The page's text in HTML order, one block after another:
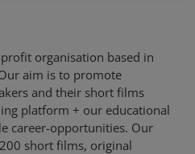
organisation based in
aim is to promote
and their short films
platform + our educational
career-opportunities. Our
short films, original